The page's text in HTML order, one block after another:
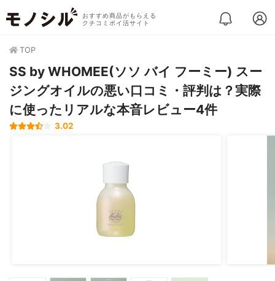
おすすめ商品がもらえる
クチコミポイ活サイト
TOP
SS by WHOMEE(ソソ バイ フーミー) スー
ジングオイルの悪い口コミ・評判は？実際
に使ったリアルな本音レビュー4件
3.02